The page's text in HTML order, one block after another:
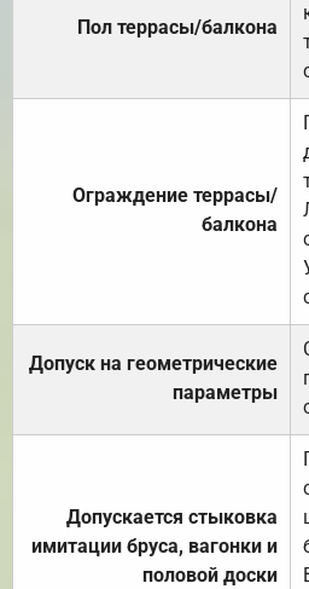
Пол террасы/балкона
Ограждение террасы/
балкона
Допуск на геометрические
параметры
Допускается стыковка
имитации бруса, вагонки и
половой доски